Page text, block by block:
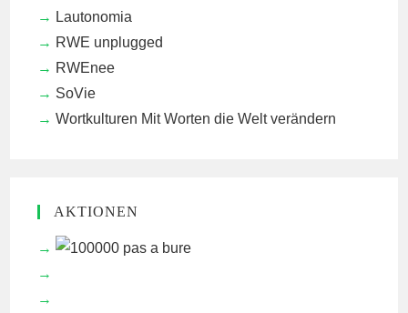
Lautonomia
RWE unplugged
RWEnee
SoVie
Wortkulturen Mit Worten die Welt verändern
AKTIONEN